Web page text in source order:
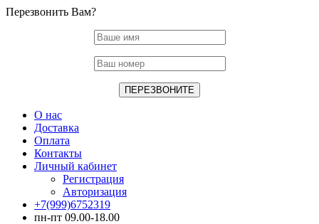
Перезвонить Вам?
О нас
Доставка
Оплата
Контакты
Личный кабинет
Регистрация
Авторизация
+7(999)6752319
пн-пт 09.00-18.00